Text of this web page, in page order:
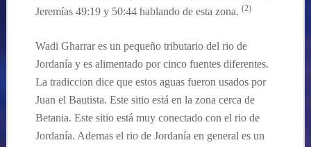
Jeremías 49:19 y 50:44 hablando de esta zona. (2)
Wadi Gharrar es un pequeño tributario del rio de
Jordanía y es alimentado por cinco fuentes diferentes.
La tradiccion dice que estos aguas fueron usados por
Juan el Bautista. Este sitio está en la zona cerca de
Betania. Este sitio está muy conectado con el rio de
Jordanía. Ademas el rio de Jordanía en general es un